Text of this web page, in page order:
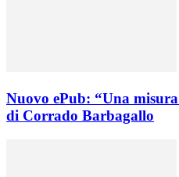
Nuovo ePub: “Una
di Corrado Barbagallo